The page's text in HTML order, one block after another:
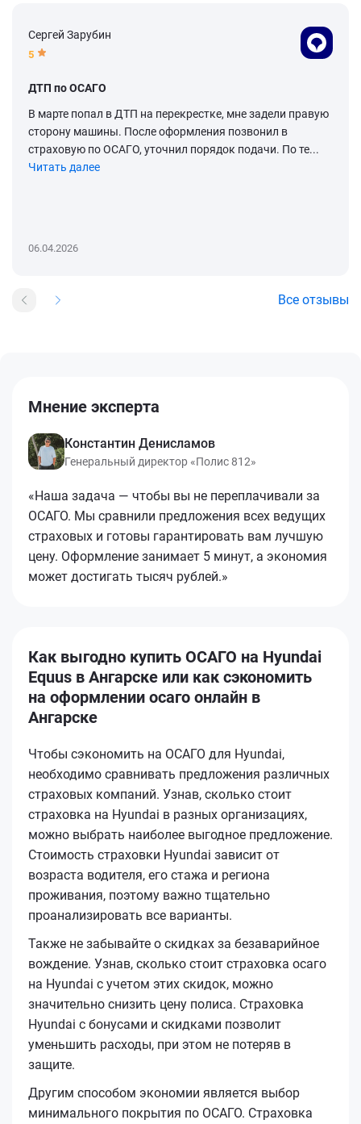
Сергей Зарубин
5
ДТП по ОСАГО
В марте попал в ДТП на перекрестке, мне задели правую
сторону машины. После оформления позвонил в
страховую по ОСАГО, уточнил порядок подачи. По те...
Читать далее
06.04.2026
Все отзывы
Мнение эксперта
Константин Денисламов
Генеральный директор «Полис 812»
«Наша задача — чтобы вы не переплачивали за
ОСАГО. Мы сравнили предложения всех ведущих
страховых и готовы гарантировать вам лучшую
цену. Оформление занимает 5 минут, а экономия
может достигать тысяч рублей.»
Как выгодно купить ОСАГО на Hyundai
Equus в Ангарске или как сэкономить
на оформлении осаго онлайн в
Ангарске
Чтобы сэкономить на ОСАГО для Hyundai,
необходимо сравнивать предложения различных
страховых компаний. Узнав, сколько стоит
страховка на Hyundai в разных организациях,
можно выбрать наиболее выгодное предложение.
Стоимость страховки Hyundai зависит от
возраста водителя, его стажа и региона
проживания, поэтому важно тщательно
проанализировать все варианты.
Также не забывайте о скидках за безаварийное
вождение. Узнав, сколько стоит страховка осаго
на Hyundai с учетом этих скидок, можно
значительно снизить цену полиса. Страховка
Hyundai с бонусами и скидками позволит
уменьшить расходы, при этом не потеряв в
защите.
Другим способом экономии является выбор
минимального покрытия по ОСАГО. Страховка